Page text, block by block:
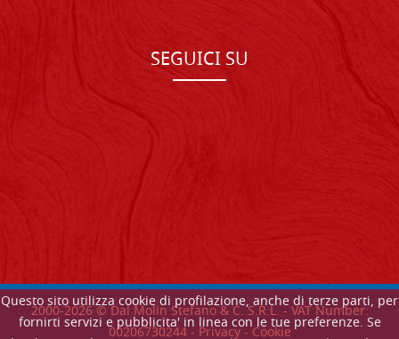
Questo sito utilizza cookie di profilazione, anche di terze parti, per
fornirti servizi e pubblicita' in linea con le tue preferenze. Se
SEGUICI SU
2000-2026© Dal Molin Stefano & C. S.R.L. - VAT Number:
00206730244 - Privacy-Cookie